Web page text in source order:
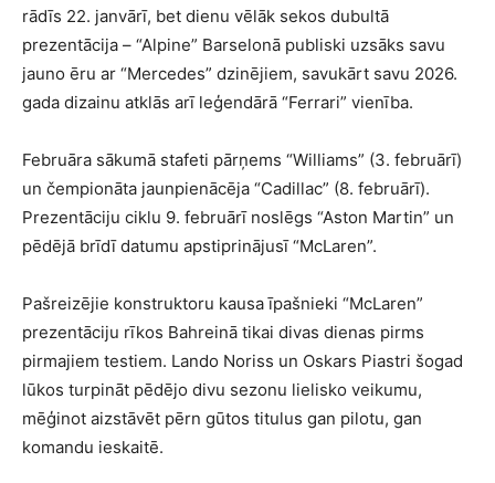
rādīs 22. janvārī, bet dienu vēlāk sekos dubultā
prezentācija – “Alpine” Barselonā publiski uzsāks savu
jauno ēru ar “Mercedes” dzinējiem, savukārt savu 2026.
gada dizainu atklās arī leģendārā “Ferrari” vienība.
Februāra sākumā stafeti pārņems “Williams” (3. februārī)
un čempionāta jaunpienācēja “Cadillac” (8. februārī).
Prezentāciju ciklu 9. februārī noslēgs “Aston Martin” un
pēdējā brīdī datumu apstiprinājusī “McLaren”.
Pašreizējie konstruktoru kausa īpašnieki “McLaren”
prezentāciju rīkos Bahreinā tikai divas dienas pirms
pirmajiem testiem. Lando Noriss un Oskars Piastri šogad
lūkos turpināt pēdējo divu sezonu lielisko veikumu,
mēģinot aizstāvēt pērn gūtos titulus gan pilotu, gan
komandu ieskaitē.